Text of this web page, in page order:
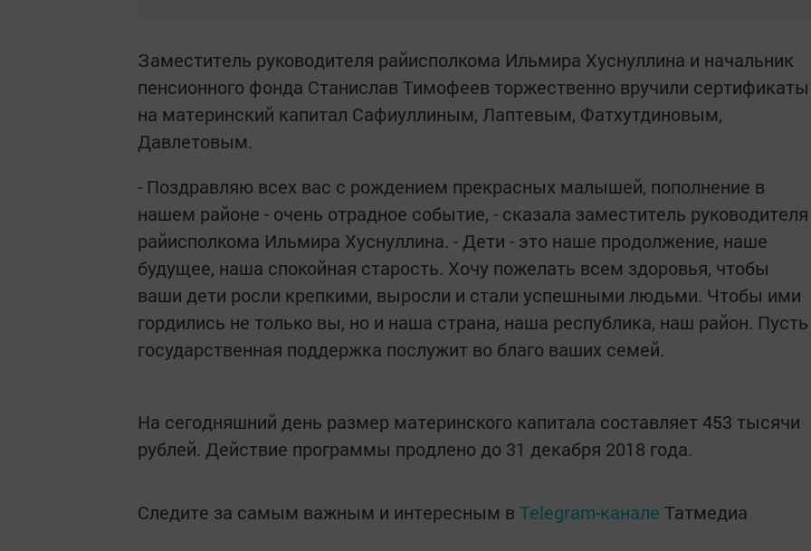
Заместитель руководителя райисполкома Ильмира Хуснуллина и начальник
пенсионного фонда Станислав Тимофеев торжественно вручили сертификаты
на материнский капитал Сафиуллиным, Лаптевым, Фатхутдиновым,
Давлетовым.
- Поздравляю всех вас с рождением прекрасных малышей, пополнение в
нашем районе - очень отрадное событие, - сказала заместитель руководителя
райисполкома Ильмира Хуснуллина. - Дети - это наше продолжение, наше
будущее, наша спокойная старость. Хочу пожелать всем здоровья, чтобы
ваши дети росли крепкими, выросли и стали успешными людьми. Чтобы ими
гордились не только вы, но и наша страна, наша республика, наш район. Пусть
государственная поддержка послужит во благо ваших семей.
На сегодняшний день размер материнского капитала составляет 453 тысячи
рублей. Действие программы продлено до 31 декабря 2018 года.
Следите за самым важным и интересным в Telegram-канале Татмедиа